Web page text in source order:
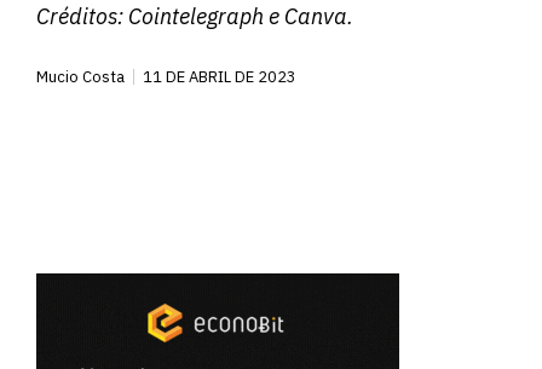
Créditos: Cointelegraph e Canva.
Mucio Costa 11 DE ABRIL DE 2023